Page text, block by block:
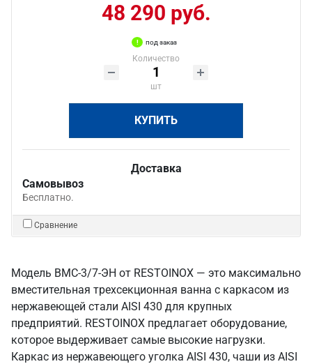
48 290 руб.
под заказ
Количество
шт
КУПИТЬ
Доставка
Самовывоз
Бесплатно.
Сравнение
Модель ВМС-3/7-ЭН от RESTOINOX — это максимально
вместительная трехсекционная ванна с каркасом из
нержавеющей стали AISI 430 для крупных
предприятий. RESTOINOX предлагает оборудование,
которое выдерживает самые высокие нагрузки.
Каркас из нержавеющего уголка AISI 430, чаши из AISI